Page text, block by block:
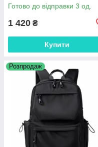
Готово до відправки 3 од.
1 420 ₴
Купити
Розпродаж